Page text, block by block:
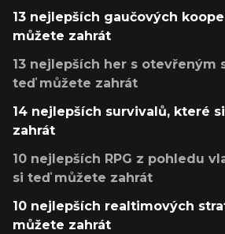
13 nejlepších gaučových
můžete zahrát
13 nejlepších her s otevřeným
teď můžete zahrát
14 nejlepších survivalů, které
zahrát
10 nejlepších RPG z pohledu
si teď můžete zahrát
10 nejlepších realtimových
můžete zahrát